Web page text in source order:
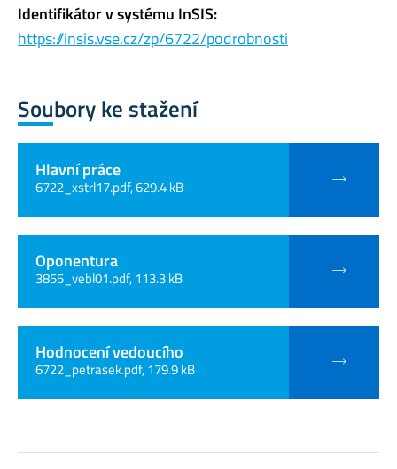
Identifikátor v systému InSIS:
https://insis.vse.cz/zp/6722/podrobnosti
Soubory ke stažení
Hlavní práce
6722_xstrl17.pdf, 629.4 kB
Oponentura
3855_vebl01.pdf, 113.3 kB
Hodnocení vedoucího
6722_petrasek.pdf, 179.9 kB